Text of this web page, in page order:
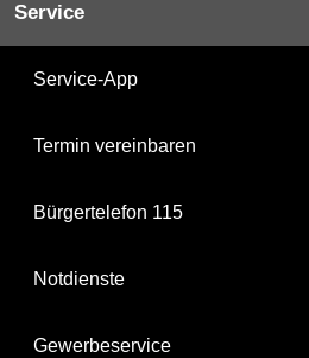
Service
Service-App
Termin vereinbaren
Bürgertelefon 115
Notdienste
Gewerbeservice